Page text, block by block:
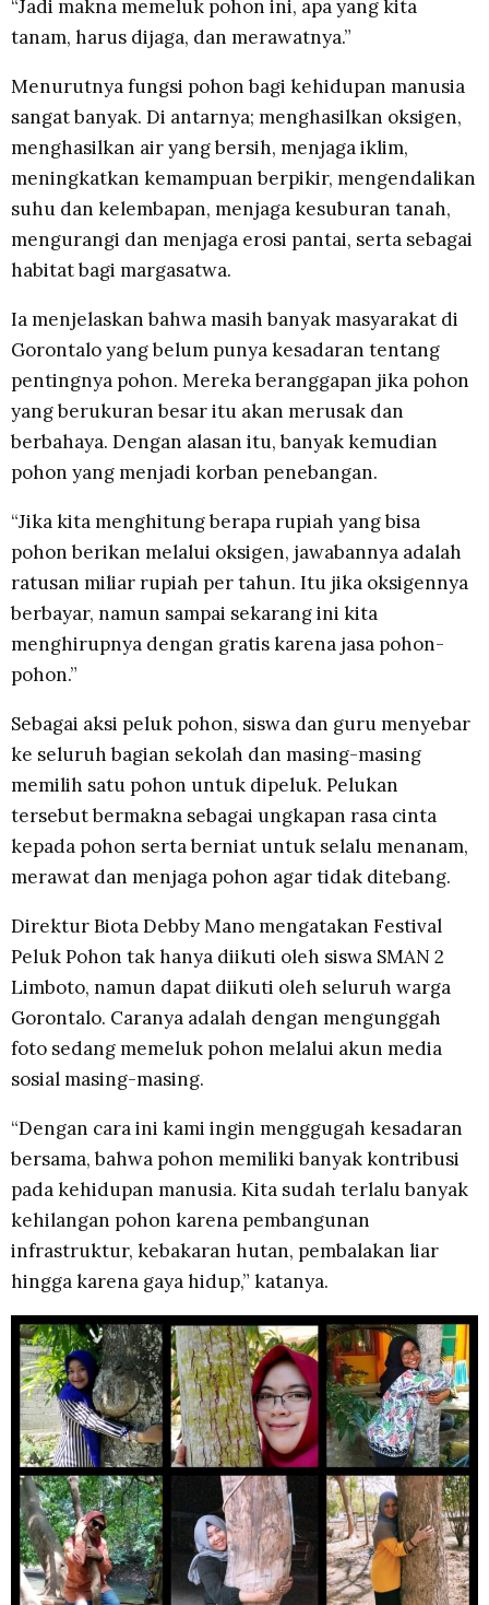
“Jadi makna memeluk pohon ini, apa yang kita
tanam, harus dijaga, dan merawatnya.”
Menurutnya fungsi pohon bagi kehidupan manusia
sangat banyak. Di antarnya; menghasilkan oksigen,
menghasilkan air yang bersih, menjaga iklim,
meningkatkan kemampuan berpikir, mengendalikan
suhu dan kelembapan, menjaga kesuburan tanah,
mengurangi dan menjaga erosi pantai, serta sebagai
habitat bagi margasatwa.
Ia menjelaskan bahwa masih banyak masyarakat di
Gorontalo yang belum punya kesadaran tentang
pentingnya pohon. Mereka beranggapan jika pohon
yang berukuran besar itu akan merusak dan
berbahaya. Dengan alasan itu, banyak kemudian
pohon yang menjadi korban penebangan.
“Jika kita menghitung berapa rupiah yang bisa
pohon berikan melalui oksigen, jawabannya adalah
ratusan miliar rupiah per tahun. Itu jika oksigennya
berbayar, namun sampai sekarang ini kita
menghirupnya dengan gratis karena jasa pohon-
pohon.”
Sebagai aksi peluk pohon, siswa dan guru menyebar
ke seluruh bagian sekolah dan masing-masing
memilih satu pohon untuk dipeluk. Pelukan
tersebut bermakna sebagai ungkapan rasa cinta
kepada pohon serta berniat untuk selalu menanam,
merawat dan menjaga pohon agar tidak ditebang.
Direktur Biota Debby Mano mengatakan Festival
Peluk Pohon tak hanya diikuti oleh siswa SMAN 2
Limboto, namun dapat diikuti oleh seluruh warga
Gorontalo. Caranya adalah dengan mengunggah
foto sedang memeluk pohon melalui akun media
sosial masing-masing.
“Dengan cara ini kami ingin menggugah kesadaran
bersama, bahwa pohon memiliki banyak kontribusi
pada kehidupan manusia. Kita sudah terlalu banyak
kehilangan pohon karena pembangunan
infrastruktur, kebakaran hutan, pembalakan liar
hingga karena gaya hidup,” katanya.